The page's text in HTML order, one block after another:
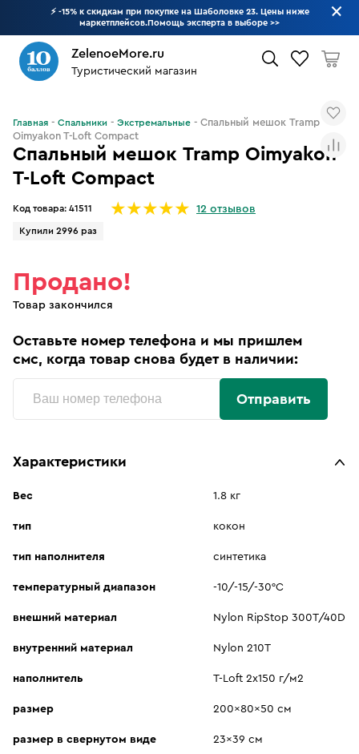
⚡ -15% к скидкам при покупке на Шаболовке 23. Цены ниже
маркетплейсов.Помощь эксперта в выборе >>
ZelenoeMore.ru
Туристический магазин
Спальный мешок Tramp Oimyakon
T-Loft Compact
Код товара: 41511 12 отзывов
Купили 2996 раз
Главная Спальники Экстремальные
Спальный мешок Tramp
Oimyakon T-Loft Compact
Продано!
Товар закончился
Оставьте номер телефона и мы пришлем
смс, когда товар снова будет в наличии:
Отправить
Характеристики
Вес 1.8 кг
тип кокон
тип наполнителя синтетика
температурный диапазон -10/-15/-30°C
внешний материал Nylon RipStop 300T/40D
внутренний материал Nylon 210T
наполнитель T-Loft 2х150 г/м2
размер 200x80x50 см
размер в свернутом виде 23x39 см